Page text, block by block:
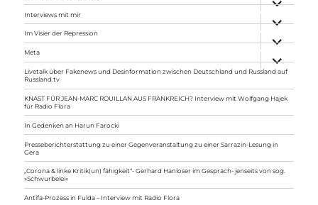
anzeigen
Interviews mit mir
anzeigen
Im Visier der Repression
anzeigen
Meta
anzeigen
Livetalk über Fakenews und Desinformation zwischen Deutschland und Russland auf
Russland.tv
KNAST FÜR JEAN-MARC ROUILLAN AUS FRANKREICH? Interview mit Wolfgang Hajek
für Radio Flora
In Gedenken an Harun Farocki
Presseberichterstattung zu einer Gegenveranstaltung zu einer Sarrazin-Lesung in
Gera
„Corona & linke Kritik(un) fähigkeit“- Gerhard Hanloser im Gespräch- jenseits von sog.
»Schwurbelei«
Antifa-Prozess in Fulda – Interview mit Radio Flora